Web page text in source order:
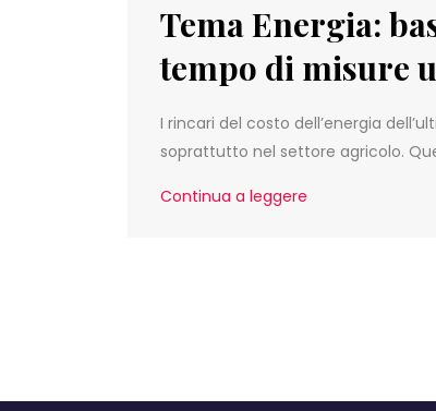
Tema Energia:
tempo di misure
I rincari del costo dell’energia
soprattutto nel settore agricolo.
Continua a leggere